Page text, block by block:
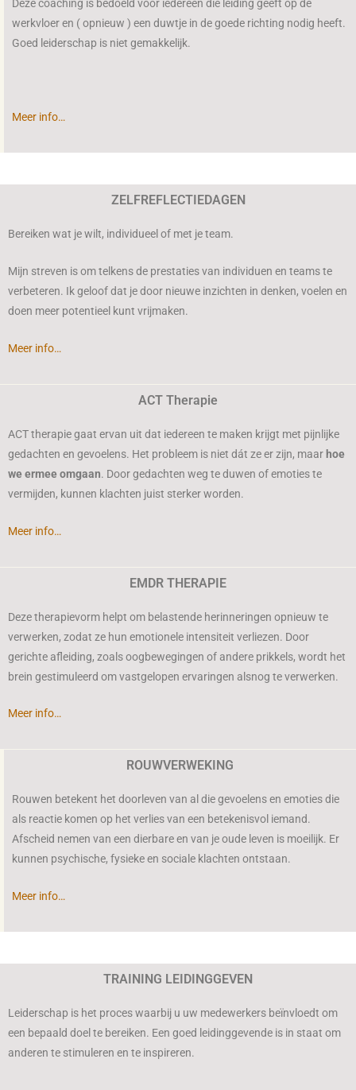
Deze coaching is bedoeld voor iedereen die leiding geeft op de
werkvloer en ( opnieuw ) een duwtje in de goede richting nodig heeft.
Goed leiderschap is niet gemakkelijk.
Meer info…
ZELFREFLECTIEDAGEN
Bereiken wat je wilt, individueel of met je team.
Mijn streven is om telkens de prestaties van individuen en teams te
verbeteren. Ik geloof dat je door nieuwe inzichten in denken, voelen en
doen meer potentieel kunt vrijmaken.
Meer info…
ACT Therapie
ACT therapie gaat ervan uit dat iedereen te maken krijgt met pijnlijke
gedachten en gevoelens. Het probleem is niet dát ze er zijn, maar hoe
we ermee omgaan. Door gedachten weg te duwen of emoties te
vermijden, kunnen klachten juist sterker worden.
Meer info…
EMDR THERAPIE
Deze therapievorm helpt om belastende herinneringen opnieuw te
verwerken, zodat ze hun emotionele intensiteit verliezen. Door
gerichte afleiding, zoals oogbewegingen of andere prikkels, wordt het
brein gestimuleerd om vastgelopen ervaringen alsnog te verwerken.
Meer info…
ROUWVERWEKING
Rouwen betekent het doorleven van al die gevoelens en emoties die
als reactie komen op het verlies van een betekenisvol iemand.
Afscheid nemen van een dierbare en van je oude leven is moeilijk. Er
kunnen psychische, fysieke en sociale klachten ontstaan.
Meer info…
TRAINING LEIDINGGEVEN
Leiderschap is het proces waarbij u uw medewerkers beïnvloedt om
een bepaald doel te bereiken. Een goed leidinggevende is in staat om
anderen te stimuleren en te inspireren.